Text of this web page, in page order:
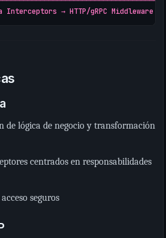
de lógica de negocio y transformación
centrados en responsabilidades
seguros